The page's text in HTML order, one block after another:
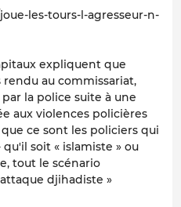
les-tours-l-agresseur-n-
expliquent que
au commissariat,
la police suite à une
aux violences policières
ce sont les policiers qui
soit « islamiste » ou
tout le scénario
djihadiste »